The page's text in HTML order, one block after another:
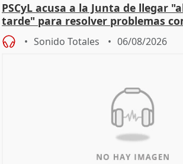
PSCyL acusa a la Junta de llegar
tarde" para resolver problemas
Sonido Totales 06/08/2026